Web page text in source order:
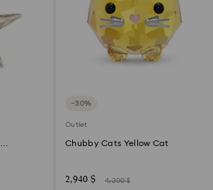
−30%
Outlet
Chubby Cats Yellow Cat
2,940 $ 4,200 $